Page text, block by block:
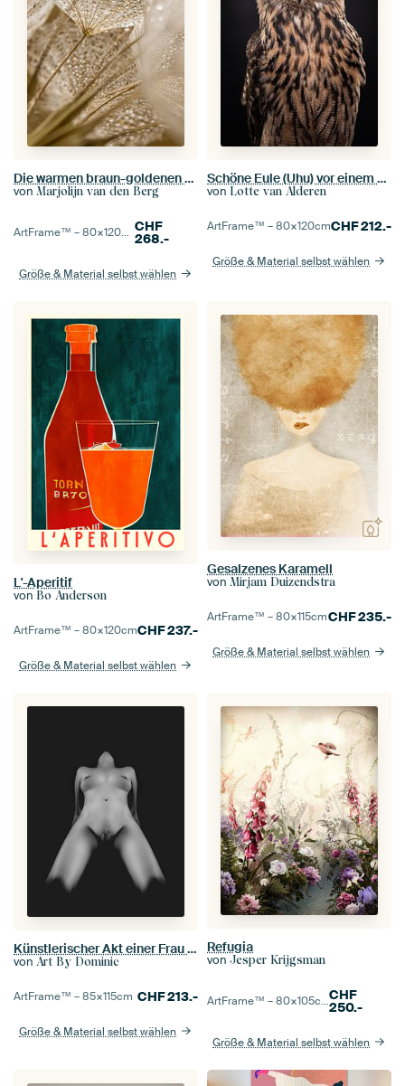
Die warmen braun-goldenen Farben eines Tragopogon
von Marjolijn van den Berg
ArtFrame™ –80×120cmCHF
268.-
Größe & Material selbst wählen
Schöne Eule (Uhu) vor einem dunkelschwarzen Hintergrund
von Lotte van Alderen
ArtFrame™ –80×120cmCHF212.-
Größe & Material selbst wählen
L'-Aperitif
von Bo Anderson
ArtFrame™ –80×120cmCHF237.-
Größe & Material selbst wählen
Gesalzenes Karamell
von Mirjam Duizendstra
ArtFrame™ –80×115cmCHF235.-
Größe & Material selbst wählen
Künstlerischer Akt einer Frau in Low Key Bodyscape / Schwarz-Weiß
von Art By Dominic
ArtFrame™ –85×115cm CHF213.-
Größe & Material selbst wählen
Refugia
von Jesper Krijgsman
ArtFrame™ –80×105cm CHF
250.-
Größe & Material selbst wählen